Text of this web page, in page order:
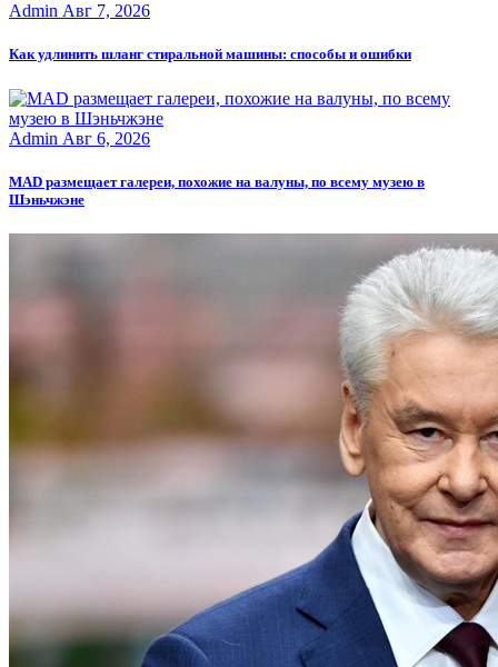
Admin Авг 7, 2026
Как удлинить шланг стиральной машины: способы и ошибки
Admin Авг 6, 2026
MAD размещает галереи, похожие на валуны, по всему музею в
Шэньчжэне